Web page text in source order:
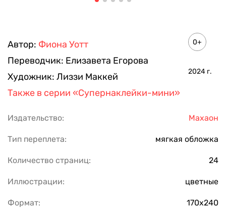
Автор: Фиона Уотт
Переводчик: Елизавета Егорова
Художник: Лиззи Маккей
0+
2024 г.
Также в серии «Супернаклейки-мини»
Издательство: Махаон
Тип переплета: мягкая обложка
Количество страниц: 24
Иллюстрации: цветные
Формат: 170х240